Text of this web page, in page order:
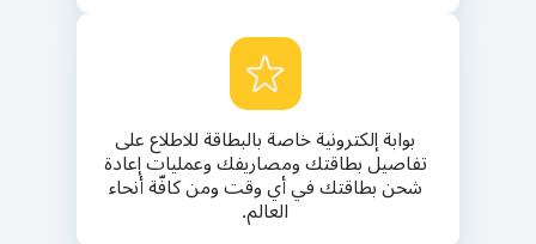
بوابة إلكترونية خاصة بالبطاقة للاطلاع على
تفاصيل بطاقتك ومصاريفك وعمليات إعادة
شحن بطاقتك في أي وقت ومن كافّة أنحاء
العالم.